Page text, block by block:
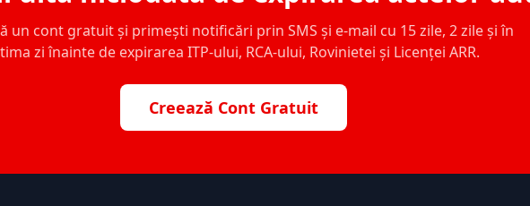
un cont gratuit și primești notificări prin SMS și e-mail cu 15 zile, 2 zile și în
zi înainte de expirarea ITP-ului, RCA-ului, Rovinietei și Licenței ARR.
Creează Cont Gratuit